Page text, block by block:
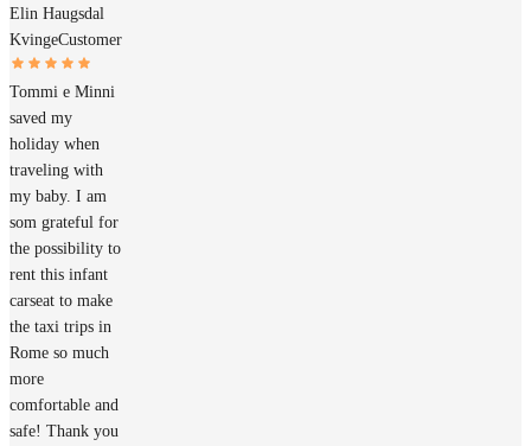
Elin Haugsdal
KvingeCustomer
Tommi e Minni
saved my
holiday when
traveling with
my baby. I am
som grateful for
the possibility to
rent this infant
carseat to make
the taxi trips in
Rome so much
more
comfortable and
safe! Thank you